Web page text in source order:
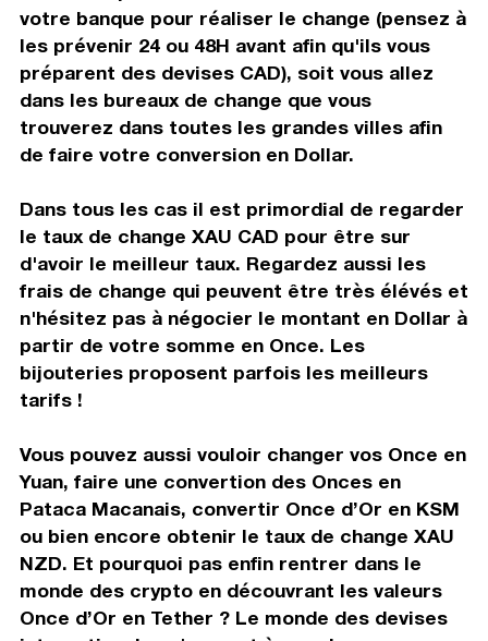
votre banque pour réaliser le change (pensez à
les prévenir 24 ou 48H avant afin qu'ils vous
préparent des devises CAD), soit vous allez
dans les bureaux de change que vous
trouverez dans toutes les grandes villes afin
de faire votre conversion en Dollar.
Dans tous les cas il est primordial de regarder
le taux de change XAU CAD pour être sur
d'avoir le meilleur taux. Regardez aussi les
frais de change qui peuvent être très élévés et
n'hésitez pas à négocier le montant en Dollar à
partir de votre somme en Once. Les
bijouteries proposent parfois les meilleurs
tarifs !
Vous pouvez aussi vouloir changer vos Once en
Yuan, faire une convertion des Onces en
Pataca Macanais, convertir Once d’Or en KSM
ou bien encore obtenir le taux de change XAU
NZD. Et pourquoi pas enfin rentrer dans le
monde des crypto en découvrant les valeurs
Once d’Or en Tether ? Le monde des devises